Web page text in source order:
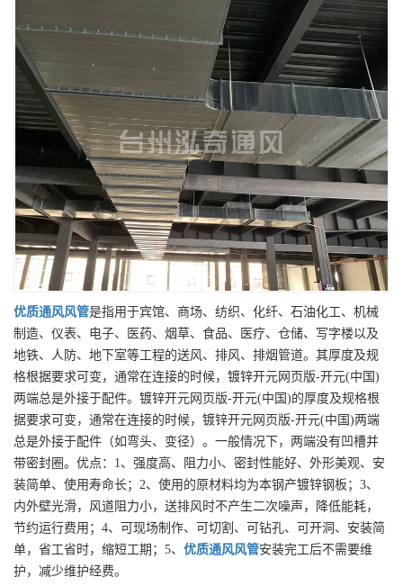
优质通风风管是指用于宾馆、商场、纺织、化纤、石油化工、机械
制造、仪表、电子、医药、烟草、食品、医疗、仓储、写字楼以及
地铁、人防、地下室等工程的送风、排风、排烟管道。其厚度及规
格根据要求可变，通常在连接的时候，镀锌开元网页版-开元(中国)
两端总是外接于配件。镀锌开元网页版-开元(中国)的厚度及规格根
据要求可变，通常在连接的时候，镀锌开元网页版-开元(中国)两端
总是外接于配件（如弯头、变径）。一般情况下，两端没有凹槽并
带密封圈。优点：1、强度高、阻力小、密封性能好、外形美观、安
装简单、使用寿命长；2、使用的原材料均为本钢产镀锌钢板；3、
内外壁光滑，风道阻力小，送排风时不产生二次噪声，降低能耗，
节约运行费用；4、可现场制作、可切割、可钻孔、可开洞、安装简
单，省工省时，缩短工期；5、 优质通风风管安装完工后不需要维
护，减少维护经费。